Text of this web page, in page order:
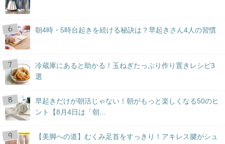
朝4時・5時台起きを続ける秘訣は？早起きさん4人の習慣
冷蔵庫にあると助かる！玉ねぎたっぷり作り置きレシピ3
選
早起きだけが朝活じゃない！朝がもっと楽しくなる50のヒ
ント【8月4日は「朝...
【美脚への道】むくみ足首をすっきり！アキレス腱がシュ